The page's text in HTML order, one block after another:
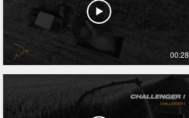
00:28